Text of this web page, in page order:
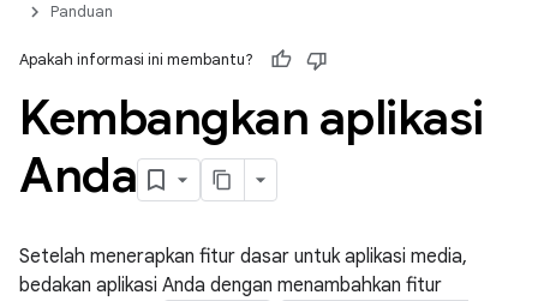
Panduan
Apakah informasi ini membantu?
Kembangkan aplikasi
Anda
Setelah menerapkan fitur dasar untuk aplikasi media,
bedakan aplikasi Anda dengan menambahkan fitur